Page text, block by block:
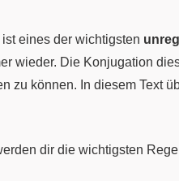
ist eines der wichtigsten
wieder. Die Konjugation
zu können. In diesem Text
dir die wichtigsten